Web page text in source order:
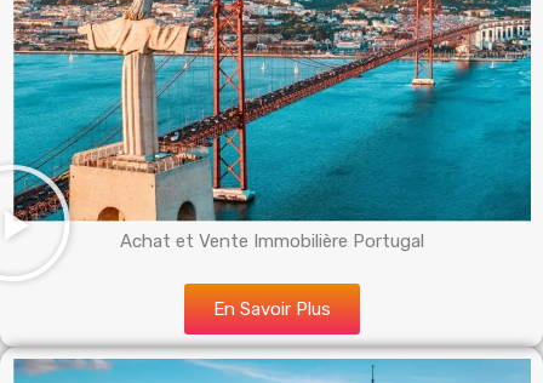
Achat et Vente Immobilière Portugal
En Savoir Plus